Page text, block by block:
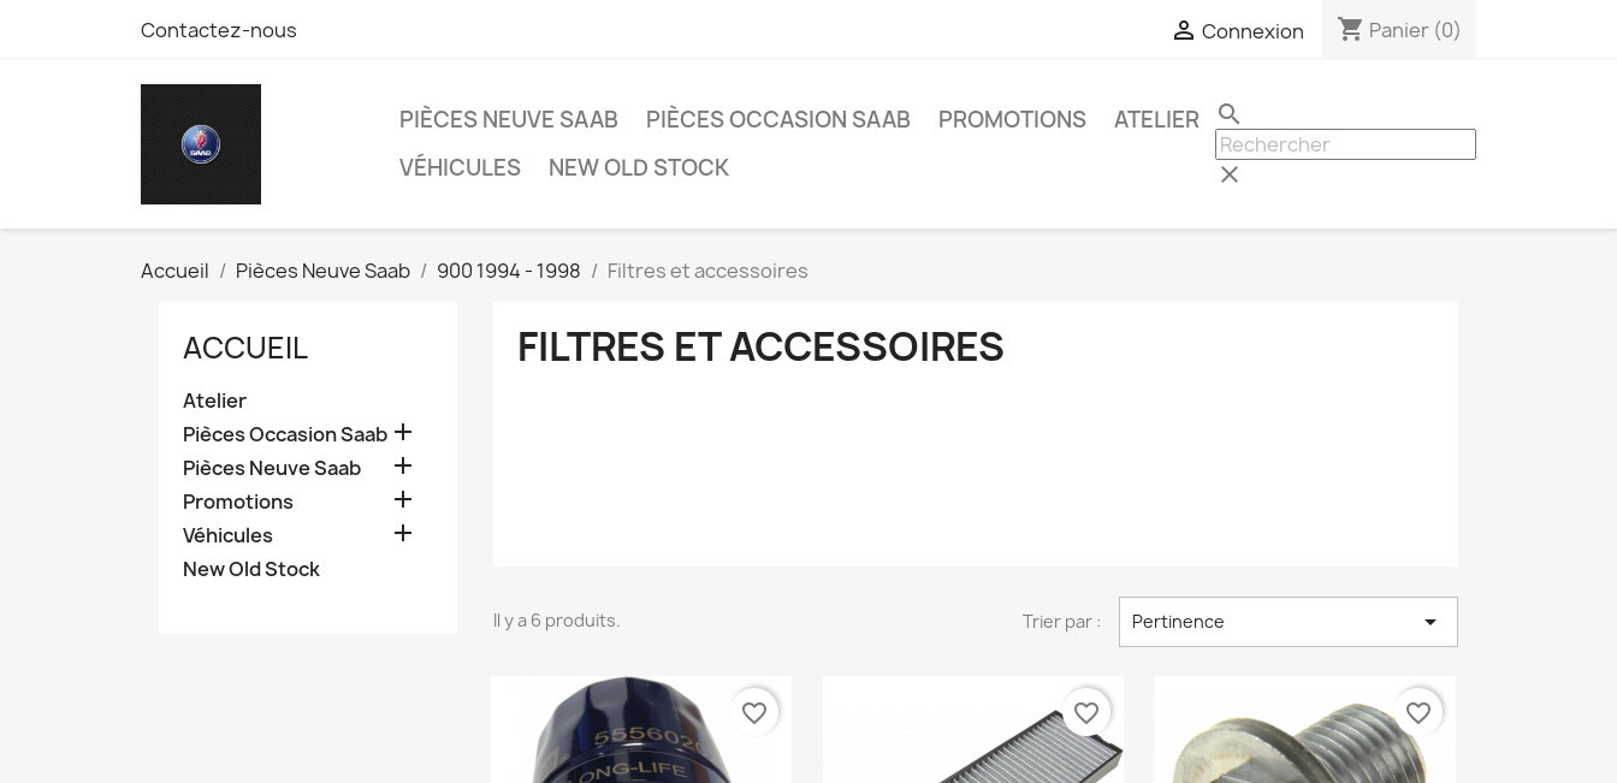
Contactez-nous  Connexion shopping_cart Panier (0)
PIÈCES NEUVE SAAB PIÈCES OCCASION SAAB PROMOTIONS
ATELIER
VÉHICULES
NEW OLD STOCK
search
clear
Accueil Pièces Neuve Saab 900 1994 - 1998 Filtres et accessoires
ACCUEIL
Atelier
Pièces Occasion Saab 
Pièces Neuve Saab 
Promotions 
Véhicules 
New Old Stock
FILTRES ET ACCESSOIRES
Il y a 6 produits. Trier par : Pertinence 
favorite_border favorite_border favorite_border